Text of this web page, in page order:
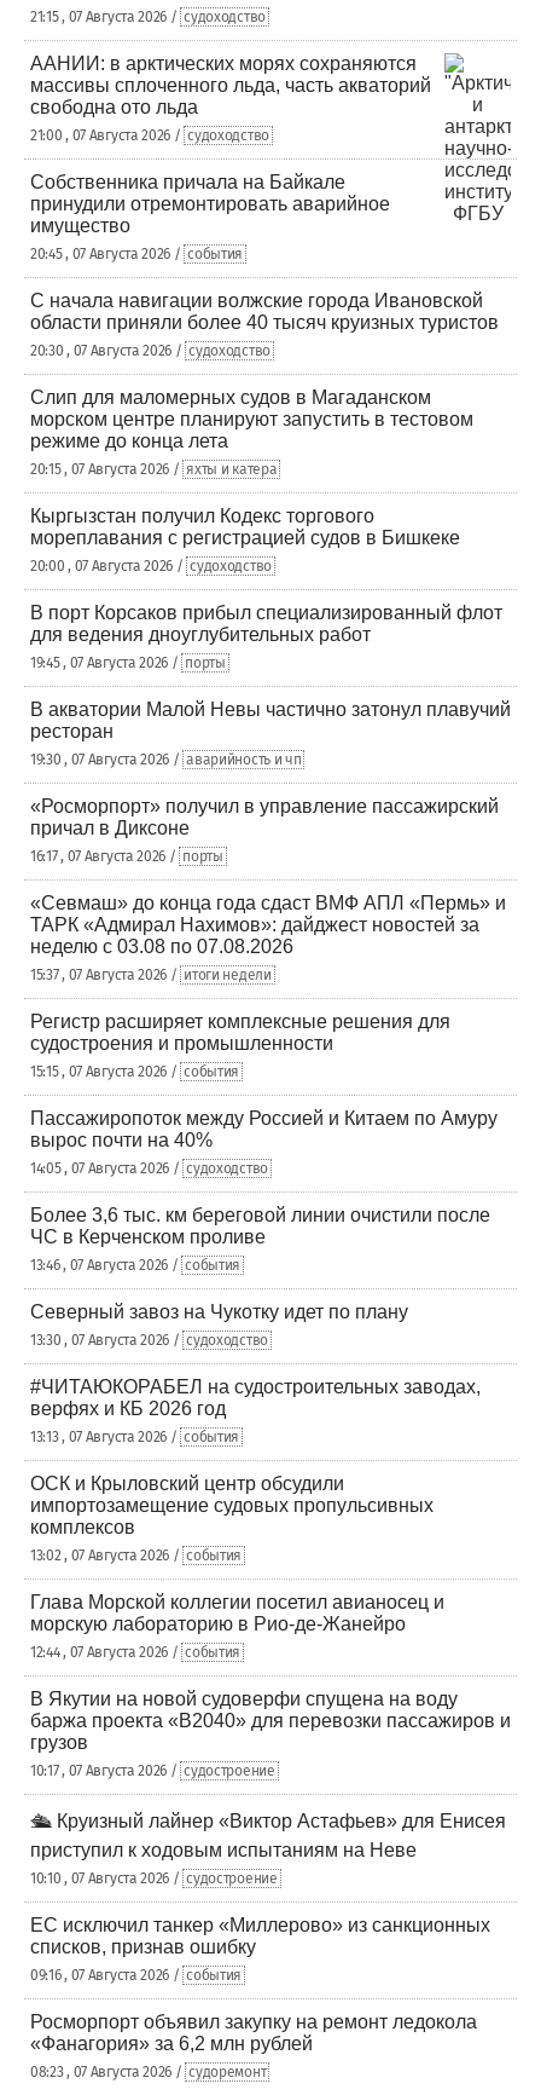
21:15 , 07 Августа 2026 / судоходство
ААНИИ: в арктических морях сохраняются
массивы сплоченного льда, часть акваторий
свободна ото льда
21:00 , 07 Августа 2026 / судоходство
Собственника причала на Байкале
принудили отремонтировать аварийное
имущество
20:45 , 07 Августа 2026 / события
С начала навигации волжские города Ивановской
области приняли более 40 тысяч круизных туристов
20:30 , 07 Августа 2026 / судоходство
Слип для маломерных судов в Магаданском
морском центре планируют запустить в тестовом
режиме до конца лета
20:15 , 07 Августа 2026 / яхты и катера
Кыргызстан получил Кодекс торгового
мореплавания с регистрацией судов в Бишкеке
20:00 , 07 Августа 2026 / судоходство
В порт Корсаков прибыл специализированный флот
для ведения дноуглубительных работ
19:45 , 07 Августа 2026 / порты
В акватории Малой Невы частично затонул плавучий
ресторан
19:30 , 07 Августа 2026 / аварийность и чп
«Росморпорт» получил в управление пассажирский
причал в Диксоне
16:17 , 07 Августа 2026 / порты
«Севмаш» до конца года сдаст ВМФ АПЛ «Пермь» и
ТАРК «Адмирал Нахимов»: дайджест новостей за
неделю с 03.08 по 07.08.2026
15:37 , 07 Августа 2026 / итоги недели
Регистр расширяет комплексные решения для
судостроения и промышленности
15:15 , 07 Августа 2026 / события
Пассажиропоток между Россией и Китаем по Амуру
вырос почти на 40%
14:05 , 07 Августа 2026 / судоходство
Более 3,6 тыс. км береговой линии очистили после
ЧС в Керченском проливе
13:46 , 07 Августа 2026 / события
Северный завоз на Чукотку идет по плану
13:30 , 07 Августа 2026 / судоходство
#ЧИТАЮКОРАБЕЛ на судостроительных заводах,
верфях и КБ 2026 год
13:13 , 07 Августа 2026 / события
ОСК и Крыловский центр обсудили
импортозамещение судовых пропульсивных
комплексов
13:02 , 07 Августа 2026 / события
Глава Морской коллегии посетил авианосец и
морскую лабораторию в Рио-де-Жанейро
12:44 , 07 Августа 2026 / события
В Якутии на новой судоверфи спущена на воду
баржа проекта «В2040» для перевозки пассажиров и
грузов
10:17 , 07 Августа 2026 / судостроение
🛳️ Круизный лайнер «Виктор Астафьев» для Енисея
приступил к ходовым испытаниям на Неве
10:10 , 07 Августа 2026 / судостроение
ЕС исключил танкер «Миллерово» из санкционных
списков, признав ошибку
09:16 , 07 Августа 2026 / события
Росморпорт объявил закупку на ремонт ледокола
«Фанагория» за 6,2 млн рублей
08:23 , 07 Августа 2026 / судоремонт